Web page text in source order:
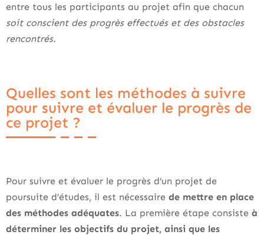
entre tous les participants au projet afin que chacun
soit conscient des progrès effectués et des obstacles
rencontrés.
Quelles sont les méthodes à suivre
pour suivre et évaluer le progrès de
ce projet ?
Pour suivre et évaluer le progrès d’un projet de
poursuite d’études, il est nécessaire de mettre en place
des méthodes adéquates. La première étape consiste à
déterminer les objectifs du projet, ainsi que les